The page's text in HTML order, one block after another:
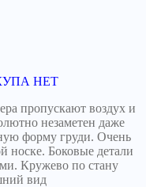
НЕТ
пропускают воздух и
незаметен даже
форму груди. Очень
носке. Боковые детали
Кружево по стану
вид